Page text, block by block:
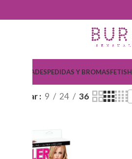
COSMETICADESPEDIDAS Y BROMASFETISH
Mostrar 9 24 36